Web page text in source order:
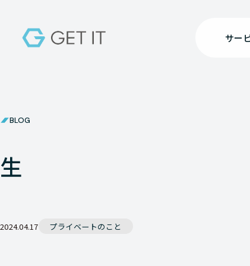
サー
BLOG
生
2024.04.17 プライベートのこと